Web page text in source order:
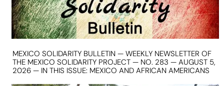
MEXICO SOLIDARITY BULLETIN — WEEKLY NEWSLETTER OF
THE MEXICO SOLIDARITY PROJECT — NO. 283 — AUGUST 5,
2026 — IN THIS ISSUE: MEXICO AND AFRICAN AMERICANS